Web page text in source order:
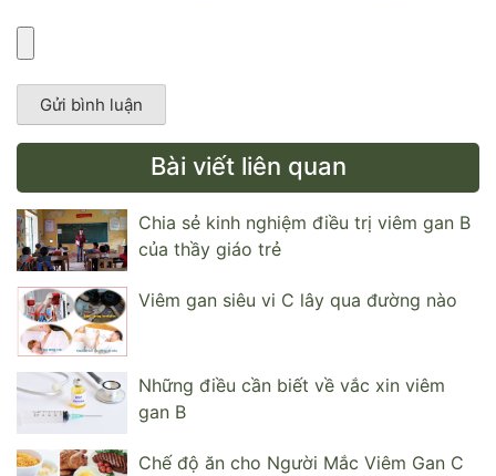
Bài viết liên quan
Chia sẻ kinh nghiệm điều trị viêm gan B
của thầy giáo trẻ
Viêm gan siêu vi C lây qua đường nào
Những điều cần biết về vắc xin viêm
gan B
Chế độ ăn cho Người Mắc Viêm Gan C